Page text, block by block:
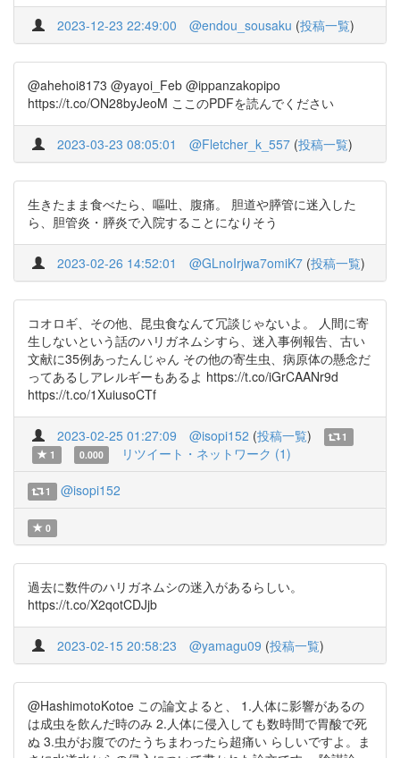
2023-12-23 22:49:00 @endou_sousaku (投稿一覧)
@ahehoi8173 @yayoi_Feb @ippanzakopipo
https://t.co/ON28byJeoM ここのPDFを読んでください
2023-03-23 08:05:01 @Fletcher_k_557 (投稿一覧)
生きたまま食べたら、嘔吐、腹痛。 胆道や膵管に迷入した
ら、胆管炎・膵炎で入院することになりそう
2023-02-26 14:52:01 @GLnoIrjwa7omiK7 (投稿一覧)
コオロギ、その他、昆虫食なんて冗談じゃないよ。 人間に寄
生しないという話のハリガネムシすら、迷入事例報告、古い
文献に35例あったんじゃん その他の寄生虫、病原体の懸念だ
ってあるしアレルギーもあるよ https://t.co/iGrCAANr9d
https://t.co/1XuiusoCTf
2023-02-25 01:27:09 @isopi152 (投稿一覧)
1
1
0.000 リツイート・ネットワーク (1)
1 @isopi152
0
過去に数件のハリガネムシの迷入があるらしい。
https://t.co/X2qotCDJjb
2023-02-15 20:58:23 @yamagu09 (投稿一覧)
@HashimotoKotoe この論文よると、 1.人体に影響があるの
は成虫を飲んだ時のみ 2.人体に侵入しても数時間で胃酸で死
ぬ 3.虫がお腹でのたうちまわったら超痛い らしいですよ。ま